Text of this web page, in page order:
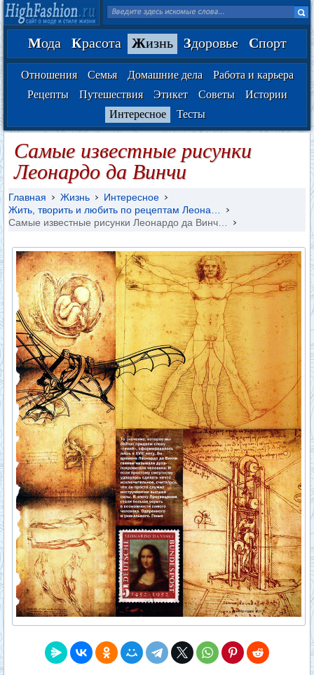
Мода Красота Жизнь Здоровье Спорт
Отношения Семья Домашние дела
Работа и карьера
Рецепты
Путешествия Этикет Советы
Истории
Интересное
Тесты
Самые известные рисунки
Леонардо да Винчи
Главная Жизнь
Интересное
Жить, творить и любить по рецептам Леона…
Самые известные рисунки Леонардо да Винч…